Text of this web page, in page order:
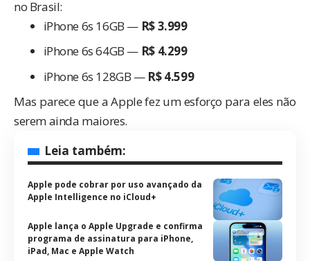
no Brasil:
iPhone 6s 16GB — R$ 3.999
iPhone 6s 64GB — R$ 4.299
iPhone 6s 128GB — R$ 4.599
Mas parece que a Apple fez um esforço para eles não
serem ainda maiores.
Leia também:
Apple pode cobrar por uso avançado da
Apple Intelligence no iCloud+
Apple lança o Apple Upgrade e confirma
programa de assinatura para iPhone,
iPad, Mac e Apple Watch